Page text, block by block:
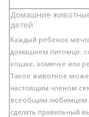
Домашние
детей
Каждый ребенок
домашнем питомце:
кошке, хомячке или
Такое животное
настоящим членом
всеобщим
сделать правильный